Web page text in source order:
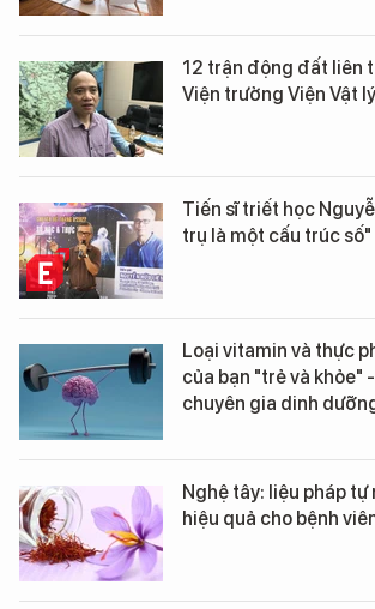
12 trận động đất liên
Viện trưởng Viện Vật
Tiến sĩ triết học
trụ là một cấu trúc số"
Loại vitamin và thực
của bạn "trẻ và khỏe"
chuyên gia dinh
Nghệ tây: liệu pháp tự
hiệu quả cho bệnh